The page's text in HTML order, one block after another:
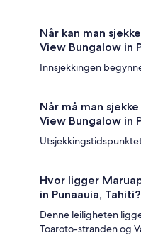
Når kan man
View Bungalow in
Innsjekkingen
Når må man
View Bungalow in
Utsjekkingstidspunktet
Hvor ligger
in Punaauia, Tahiti?
Denne leiligheten
Toaroto-stranden og